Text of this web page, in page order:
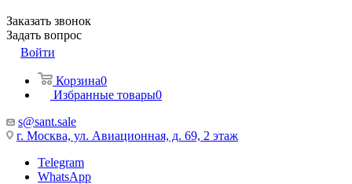
Заказать звонок
Задать вопрос
Войти
Корзина0
Избранные товары0
s@sant.sale
г. Москва, ул. Авиационная, д. 69, 2 этаж
Telegram
WhatsApp